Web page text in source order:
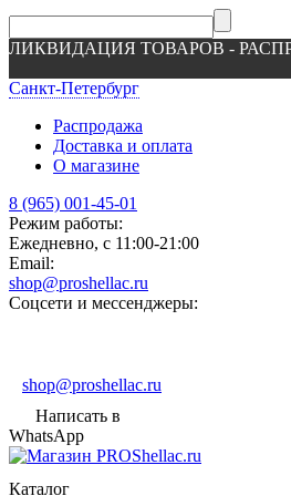
ЛИКВИДАЦИЯ ТОВАРОВ -
Санкт-Петербург
Распродажа
Доставка и оплата
О магазине
8 (965) 001-45-01
Режим работы:
Ежедневно, с 11:00-21:00
Email:
shop@proshellac.ru
Соцсети и мессенджеры:
shop@proshellac.ru
Написать в
WhatsApp
Каталог